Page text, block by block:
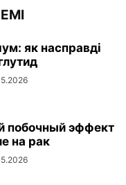
як насправді
побочный эффект
на рак